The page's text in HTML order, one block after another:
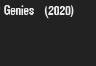
Genies (2020)